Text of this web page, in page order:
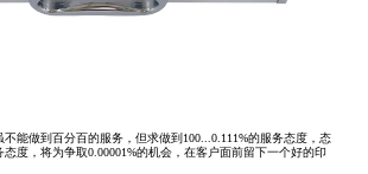
不能做到百分百的服务，但求做到100...0.111%的服务态度，态
度，将为争取0.00001%的机会，在客户面前留下一个好的印